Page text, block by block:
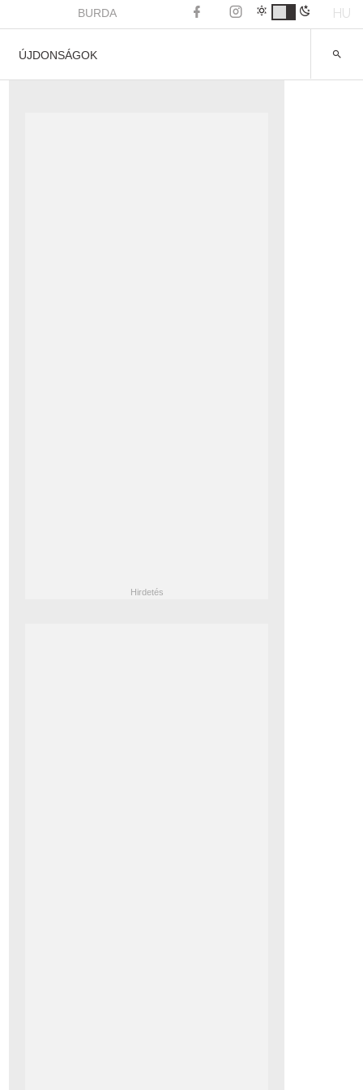
BURDA HU
ÚJDONSÁGOK